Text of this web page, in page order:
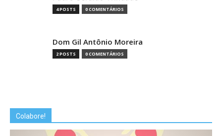
4 POSTS 0 COMENTÁRIOS
Dom Gil Antônio Moreira
2 POSTS 0 COMENTÁRIOS
Colabore!